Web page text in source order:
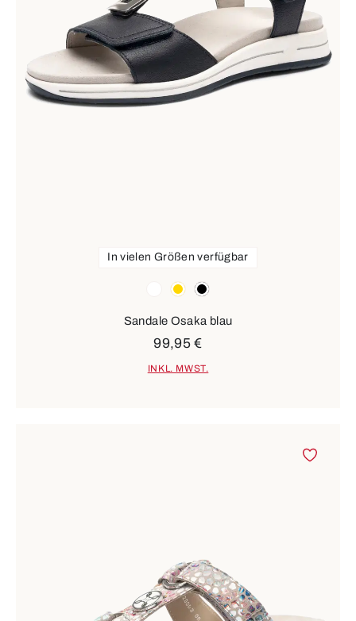
weißgold schwarz
In vielen Größen verfügbar
Sandale Osaka blau
99,95 €
INKL. MWST.